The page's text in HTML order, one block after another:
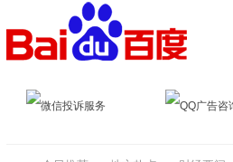
微信投诉服务 QQ广告咨